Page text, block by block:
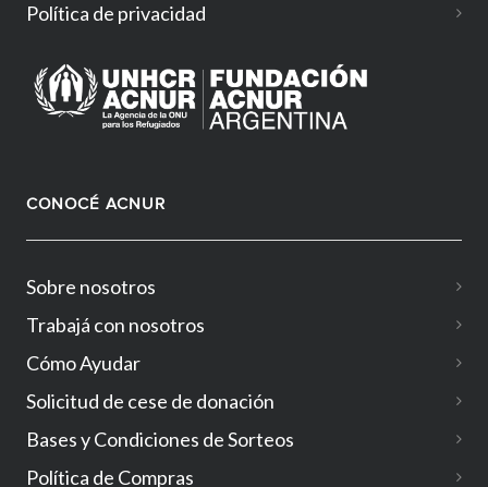
Política de privacidad
CONOCÉ ACNUR
Sobre nosotros
Trabajá con nosotros
Cómo Ayudar
Solicitud de cese de donación
Bases y Condiciones de Sorteos
Política de Compras